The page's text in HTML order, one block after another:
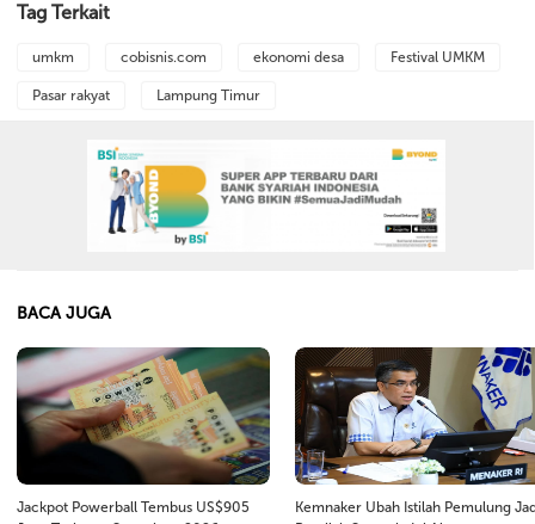
Tag Terkait
umkm cobisnis.com ekonomi desa Festival UMKM
Pasar rakyat Lampung Timur
BACA JUGA
Jackpot Powerball Tembus US$905
Kemnaker Ubah Istilah Pemulung